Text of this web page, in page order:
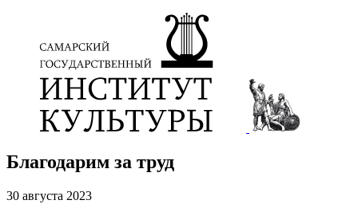
Благодарим за труд
30 августа 2023